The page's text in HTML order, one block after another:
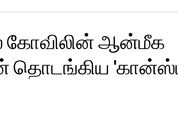
Gallery
ஆன்மீக
தொடங்கிய